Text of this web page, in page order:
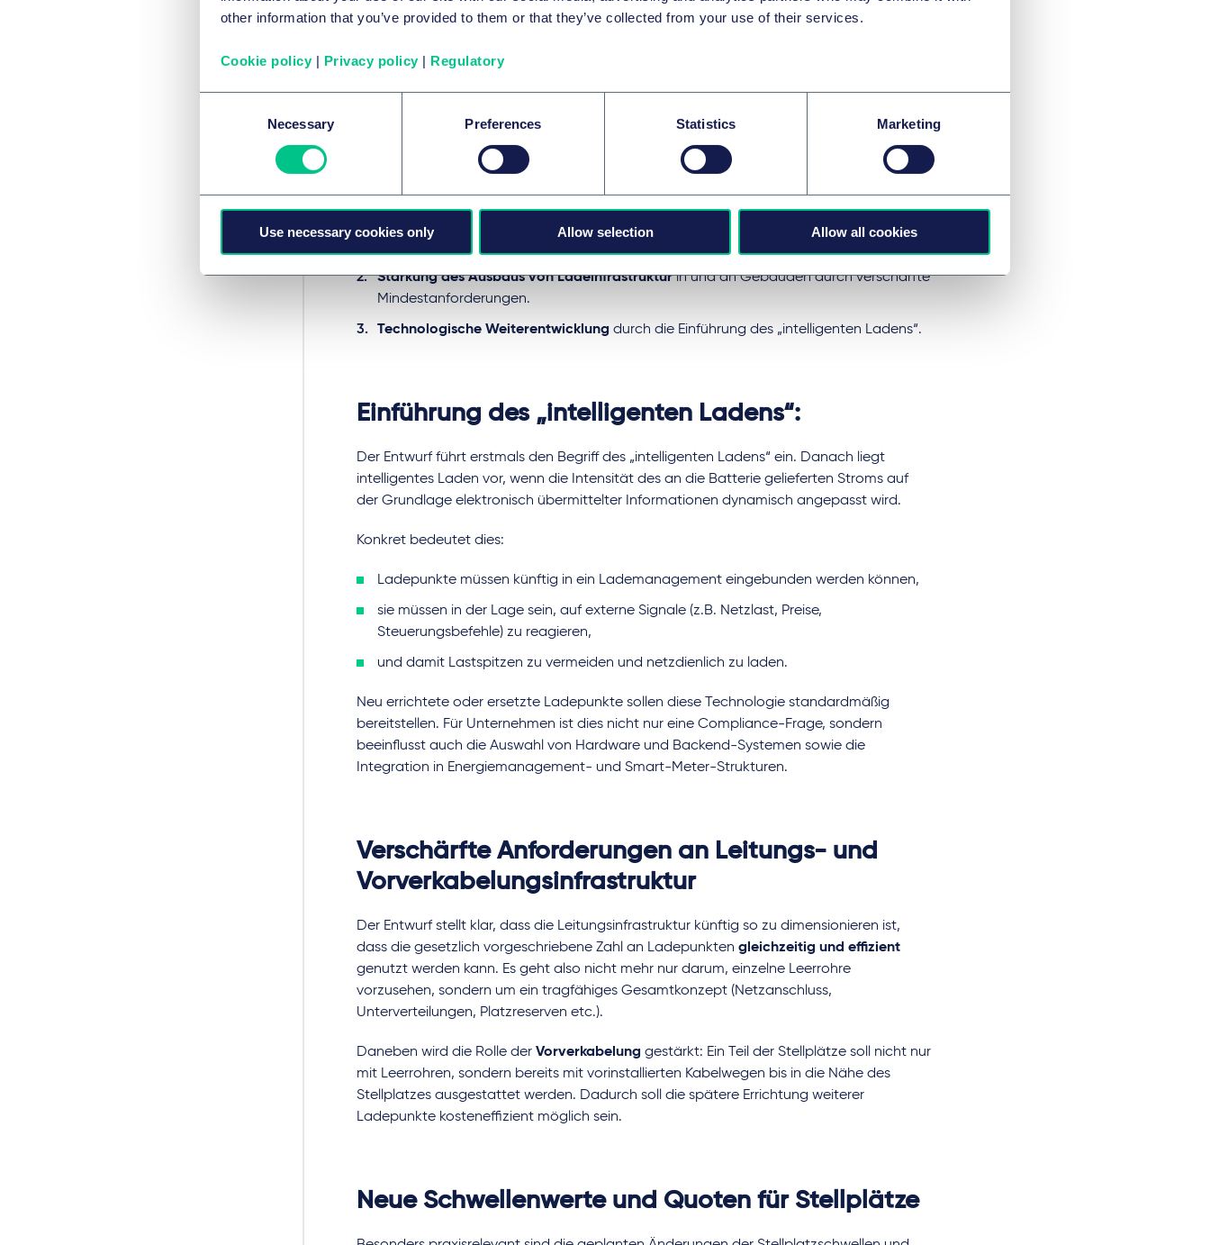
other information that you’ve provided to them or that they’ve collected from your use of their services.
Cookie policy | Privacy policy | Regulatory
Necessary Preferences Statistics Marketing
Use necessary cookies only Allow selection Allow all cookies
empfindlichen Geldbußen geahndet werden.
Geplante Novelle: Was soll sich ändern?
Die GEIG-Novelle verfolgt im Kern drei Ziele:
Stärkung des Ausbaus von Ladeinfrastrukturin und an Gebäuden durch verschärfte
Mindestanforderungen.
Technologische Weiterentwicklung durch die Einführung des „intelligenten Ladens“.
Einführung des „intelligenten Ladens“:
Der Entwurf führt erstmals den Begriff des „intelligenten Ladens“ ein. Danach liegt
intelligentes Laden vor, wenn die Intensität des an die Batterie gelieferten Stroms auf
der Grundlage elektronisch übermittelter Informationen dynamisch angepasst wird.
Konkret bedeutet dies:
Ladepunkte müssen künftig in ein Lademanagement eingebunden werden können,
sie müssen in der Lage sein, auf externe Signale (z.B. Netzlast, Preise,
Steuerungsbefehle) zu reagieren,
und damit Lastspitzen zu vermeiden und netzdienlich zu laden.
Neu errichtete oder ersetzte Ladepunkte sollen diese Technologie standardmäßig
bereitstellen. Für Unternehmen ist dies nicht nur eine Compliance-Frage, sondern
beeinflusst auch die Auswahl von Hardware und Backend-Systemen sowie die
Integration in Energiemanagement- und Smart-Meter-Strukturen.
Verschärfte Anforderungen an Leitungs- und
Vorverkabelungsinfrastruktur
Der Entwurf stellt klar, dass die Leitungsinfrastruktur künftig so zu dimensionieren ist,
dass die gesetzlich vorgeschriebene Zahl an Ladepunkten gleichzeitig und effizient
genutzt werden kann. Es geht also nicht mehr nur darum, einzelne Leerrohre
vorzusehen, sondern um ein tragfähiges Gesamtkonzept (Netzanschluss,
Unterverteilungen, Platzreserven etc.).
Daneben wird die Rolle der Vorverkabelung gestärkt: Ein Teil der Stellplätze soll nicht nur
mit Leerrohren, sondern bereits mit vorinstallierten Kabelwegen bis in die Nähe des
Stellplatzes ausgestattet werden. Dadurch soll die spätere Errichtung weiterer
Ladepunkte kosteneffizient möglich sein.
Neue Schwellenwerte und Quoten für Stellplätze